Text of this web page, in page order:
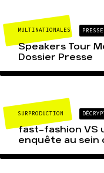
MULTINATIONALES PRESSE
Speakers Tour
Dossier Presse
SURPRODUCTION
fast-fashion VS
enquête au sein